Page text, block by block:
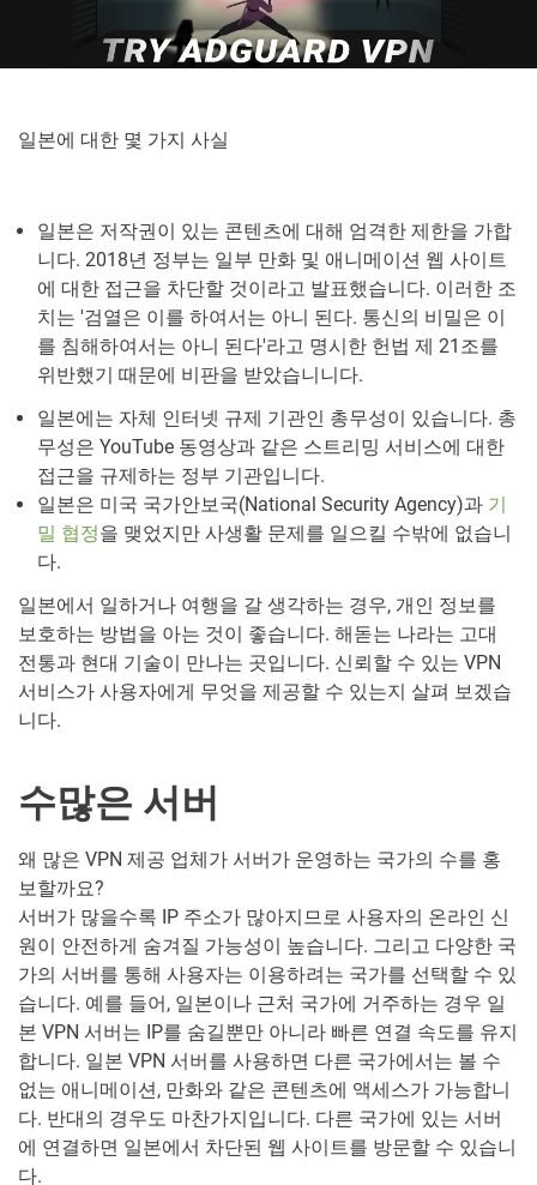
일본에 대한 몇 가지 사실
일본은 저작권이 있는 콘텐츠에 대해 엄격한 제한을 가합
니다. 2018년 정부는 일부 만화 및 애니메이션 웹 사이트
에 대한 접근을 차단할 것이라고 발표했습니다. 이러한 조
치는 '검열은 이를 하여서는 아니 된다. 통신의 비밀은 이
를 침해하여서는 아니 된다'라고 명시한 헌법 제 21조를
위반했기 때문에 비판을 받았습니니다.
일본에는 자체 인터넷 규제 기관인 총무성이 있습니다. 총
무성은 YouTube 동영상과 같은 스트리밍 서비스에 대한
접근을 규제하는 정부 기관입니다.
일본은 미국 국가안보국(National Security Agency)과 기
밀 협정을 맺었지만 사생활 문제를 일으킬 수밖에 없습니
다.
일본에서 일하거나 여행을 갈 생각하는 경우, 개인 정보를
보호하는 방법을 아는 것이 좋습니다. 해돋는 나라는 고대
전통과 현대 기술이 만나는 곳입니다. 신뢰할 수 있는 VPN
서비스가 사용자에게 무엇을 제공할 수 있는지 살펴 보겠습
니다.
수많은 서버
왜 많은 VPN 제공 업체가 서버가 운영하는 국가의 수를 홍
보할까요?
서버가 많을수록 IP 주소가 많아지므로 사용자의 온라인 신
원이 안전하게 숨겨질 가능성이 높습니다. 그리고 다양한 국
가의 서버를 통해 사용자는 이용하려는 국가를 선택할 수 있
습니다. 예를 들어, 일본이나 근처 국가에 거주하는 경우 일
본 VPN 서버는 IP를 숨길뿐만 아니라 빠른 연결 속도를 유지
합니다. 일본 VPN 서버를 사용하면 다른 국가에서는 볼 수
없는 애니메이션, 만화와 같은 콘텐츠에 액세스가 가능합니
다. 반대의 경우도 마찬가지입니다. 다른 국가에 있는 서버
에 연결하면 일본에서 차단된 웹 사이트를 방문할 수 있습니
다.